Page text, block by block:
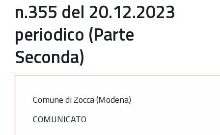
n.355 del 20.12.2023
periodico (Parte
Seconda)
Comune di Zocca (Modena)
COMUNICATO